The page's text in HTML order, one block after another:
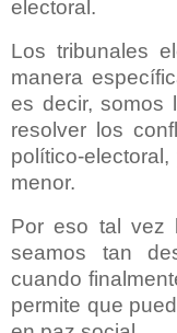
electoral.
Los tribunales
manera
es decir, somos
resolver los
político-
menor.
Por eso tal vez
seamos tan
cuando
permite que